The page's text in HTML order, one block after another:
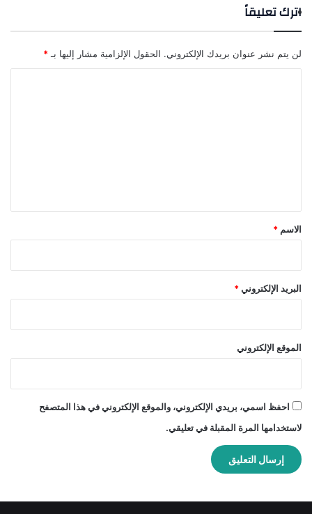
اترك تعليقاً
لن يتم نشر عنوان بريدك الإلكتروني. الحقول الإلزامية مشار إليها بـ *
*
الاسم *
البريد الإلكتروني *
الموقع الإلكتروني
احفظ اسمي، بريدي الإلكتروني، والموقع الإلكتروني في هذا المتصفح
لاستخدامها المرة المقبلة في تعليقي.